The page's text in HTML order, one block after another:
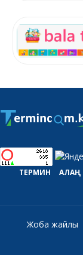
ТЕРМИН АЛАҢ
Жоба жайлы